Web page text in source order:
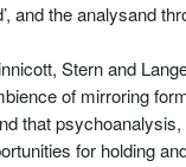
and the analysand
Stern and
of mirroring
that
for holding